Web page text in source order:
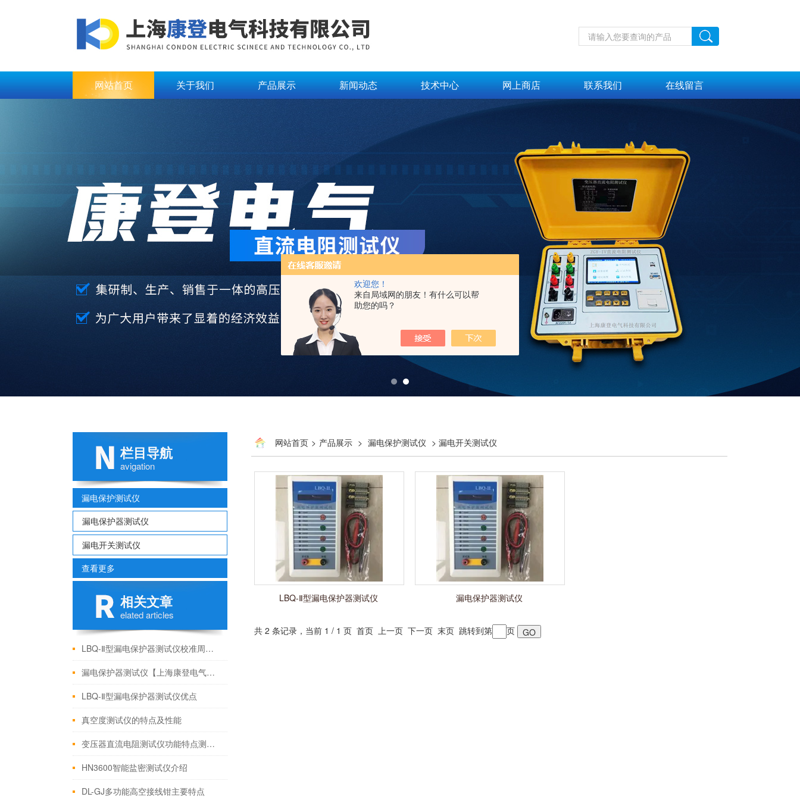
欢迎您！
来自局域网的朋友！有什么可以帮
助您的吗？
网站首页 关于我们 产品展示 新闻动态 技术中心 网上商店 联系我们 在线留言
栏目导航
avigation
漏电保护测试仪
漏电保护器测试仪
漏电开关测试仪
查看更多
相关文章
elated articles
LBQ-Ⅱ型漏电保护器测试仪校准周期与维护要点
漏电保护器测试仪【上海康登电气】使用方法
LBQ-Ⅱ型漏电保护器测试仪优点
真空度测试仪的特点及性能
变压器直流电阻测试仪功能特点测试与操作方法
HN3600智能盐密测试仪介绍
DL-GJ多功能高空接线钳主要特点
网站首页 > 产品展示 > 漏电保护测试仪 > 漏电开关测试仪
LBQ-Ⅱ型漏电保护器测试仪 漏电保护器测试仪
共 2 条记录，当前 1 / 1 页 首页 上一页 下一页 末页 跳转到第 页